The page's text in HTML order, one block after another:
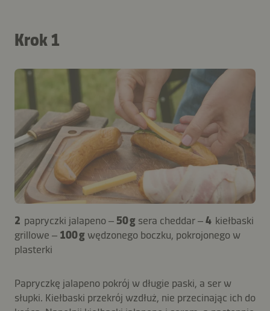
Krok 1
2 papryczki jalapeno – 50 g sera cheddar –4 kiełbaski
grillowe – 100 g wędzonego boczku, pokrojonego w
plasterki
Papryczkę jalapeno pokrój w długie paski, a ser w
słupki. Kiełbaski przekrój wzdłuż, nie przecinając ich do